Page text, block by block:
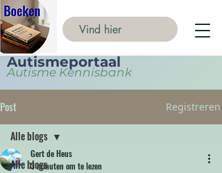
Autismeportaal
Autisme Kennisbank
Post Registreren
Alle blogs
Alle blogs
Gert de Heus
3 minuten om te lezen